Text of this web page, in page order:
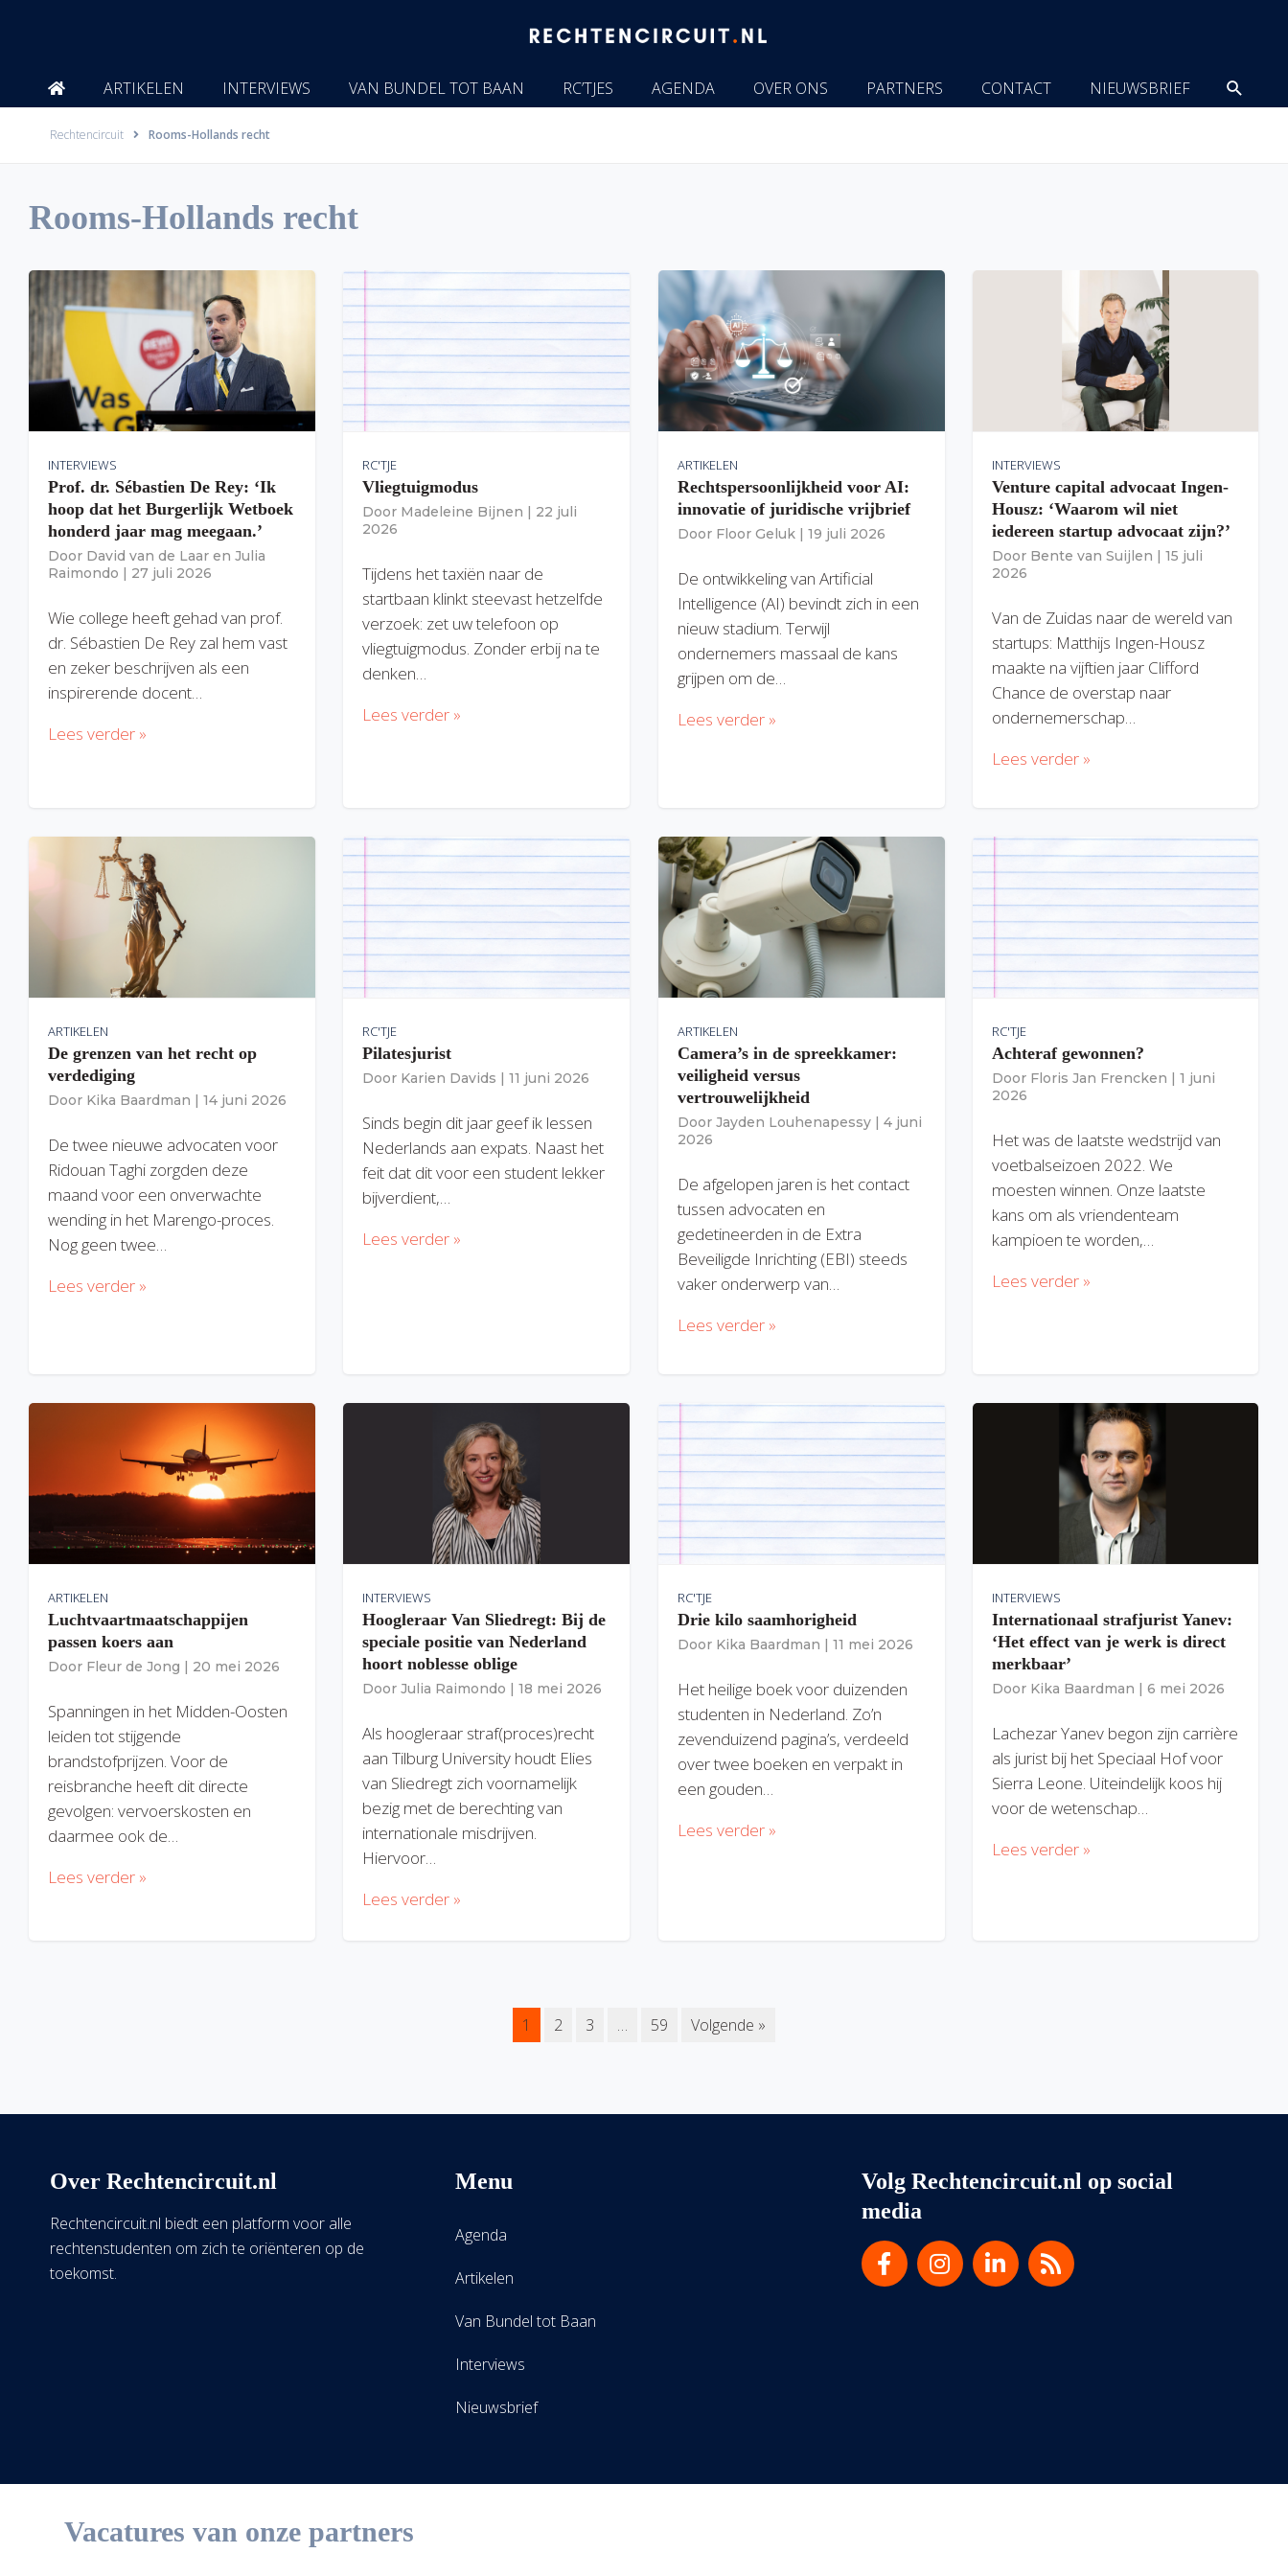
ARTIKELEN INTERVIEWS VAN BUNDEL TOT BAAN RC’TJES AGENDA OVER ONS PARTNERS CONTACT NIEUWSBRIEF
Rechtencircuit Rooms-Hollands recht
Rooms-Hollands recht
INTERVIEWS
Prof. dr. Sébastien De Rey: ‘Ik
hoop dat het Burgerlijk Wetboek
honderd jaar mag meegaan.’
Door David van de Laar en Julia
Raimondo | 27 juli 2026
Wie college heeft gehad van prof.
dr. Sébastien De Rey zal hem vast
en zeker beschrijven als een
inspirerende docent…
Lees verder »
RC'TJE
Vliegtuigmodus
Door Madeleine Bijnen | 22 juli
2026
Tijdens het taxiën naar de
startbaan klinkt steevast hetzelfde
verzoek: zet uw telefoon op
vliegtuigmodus. Zonder erbij na te
denken…
Lees verder »
ARTIKELEN
Rechtspersoonlijkheid voor AI:
innovatie of juridische vrijbrief
Door Floor Geluk | 19 juli 2026
De ontwikkeling van Artificial
Intelligence (AI) bevindt zich in een
nieuw stadium. Terwijl
ondernemers massaal de kans
grijpen om de…
Lees verder »
INTERVIEWS
Venture capital advocaat Ingen-
Housz: ‘Waarom wil niet
iedereen startup advocaat zijn?’
Door Bente van Suijlen | 15 juli
2026
Van de Zuidas naar de wereld van
startups: Matthijs Ingen-Housz
maakte na vijftien jaar Clifford
Chance de overstap naar
ondernemerschap…
Lees verder »
ARTIKELEN
De grenzen van het recht op
verdediging
Door Kika Baardman | 14 juni 2026
De twee nieuwe advocaten voor
Ridouan Taghi zorgden deze
maand voor een onverwachte
wending in het Marengo-proces.
Nog geen twee…
Lees verder »
RC'TJE
Pilatesjurist
Door Karien Davids | 11 juni 2026
Sinds begin dit jaar geef ik lessen
Nederlands aan expats. Naast het
feit dat dit voor een student lekker
bijverdient,…
Lees verder »
ARTIKELEN
Camera’s in de spreekkamer:
veiligheid versus
vertrouwelijkheid
Door Jayden Louhenapessy | 4 juni
2026
De afgelopen jaren is het contact
tussen advocaten en
gedetineerden in de Extra
Beveiligde Inrichting (EBI) steeds
vaker onderwerp van…
Lees verder »
RC'TJE
Achteraf gewonnen?
Door Floris Jan Frencken | 1 juni
2026
Het was de laatste wedstrijd van
voetbalseizoen 2022. We
moesten winnen. Onze laatste
kans om als vriendenteam
kampioen te worden,…
Lees verder »
ARTIKELEN
Luchtvaartmaatschappijen
passen koers aan
Door Fleur de Jong | 20 mei 2026
Spanningen in het Midden-Oosten
leiden tot stijgende
brandstofprijzen. Voor de
reisbranche heeft dit directe
gevolgen: vervoerskosten en
daarmee ook de…
Lees verder »
INTERVIEWS
Hoogleraar Van Sliedregt: Bij de
speciale positie van Nederland
hoort noblesse oblige
Door Julia Raimondo | 18 mei 2026
Als hoogleraar straf(proces)recht
aan Tilburg University houdt Elies
van Sliedregt zich voornamelijk
bezig met de berechting van
internationale misdrijven.
Hiervoor…
Lees verder »
RC'TJE
Drie kilo saamhorigheid
Door Kika Baardman | 11 mei 2026
Het heilige boek voor duizenden
studenten in Nederland. Zo’n
zevenduizend pagina’s, verdeeld
over twee boeken en verpakt in
een gouden…
Lees verder »
INTERVIEWS
Internationaal strafjurist Yanev:
‘Het effect van je werk is direct
merkbaar’
Door Kika Baardman | 6 mei 2026
Lachezar Yanev begon zijn carrière
als jurist bij het Speciaal Hof voor
Sierra Leone. Uiteindelijk koos hij
voor de wetenschap…
Lees verder »
1 2 3 … 59 Volgende »
Over Rechtencircuit.nl
Rechtencircuit.nl biedt een platform voor alle
rechtenstudenten om zich te oriënteren op de
toekomst.
Menu
Agenda
Artikelen
Van Bundel tot Baan
Interviews
Nieuwsbrief
Volg Rechtencircuit.nl op social
media
Vacatures van onze partners